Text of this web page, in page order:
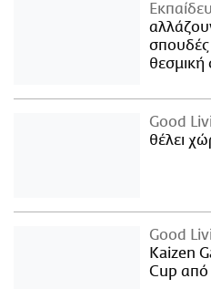
θεσμική
Good
θέλει
Good
Kaizen
Cup